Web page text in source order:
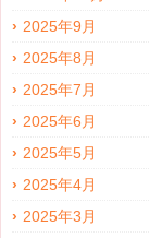
2025年9月
2025年8月
2025年7月
2025年6月
2025年5月
2025年4月
2025年3月